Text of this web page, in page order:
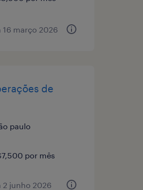
16 março 2026
de
paulo
por mês
2 junho 2026